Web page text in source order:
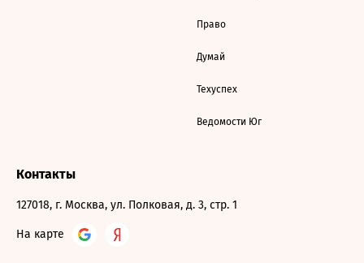
Право
Думай
Техуспех
Ведомости Юг
Контакты
127018, г. Москва, ул. Полковая, д. 3, стр. 1
На карте